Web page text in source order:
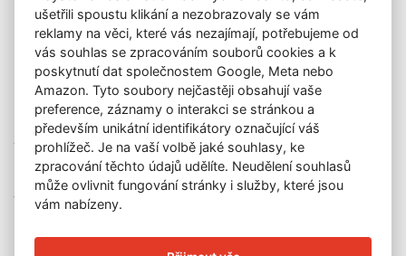
GDPR
Kontakt
KONTAKT
GALERIE LAZARSKÁ
Lazarská 7
110 00 Praha 1
E-mail:
info@galerielazarska.cz
Telefon:
+420 222 523 739
ušetřili spoustu klikání a nezobrazovaly se vám
reklamy na věci, které vás nezajímají, potřebujeme od
vás souhlas se zpracováním souborů cookies a k
poskytnutí dat společnostem Google, Meta nebo
Amazon. Tyto soubory nejčastěji obsahují vaše
preference, záznamy o interakci se stránkou a
především unikátní identifikátory označující váš
prohlížeč. Je na vaší volbě jaké souhlasy, ke
zpracování těchto údajů udělíte. Neudělení souhlasů
může ovlivnit fungování stránky i služby, které jsou
vám nabízeny.